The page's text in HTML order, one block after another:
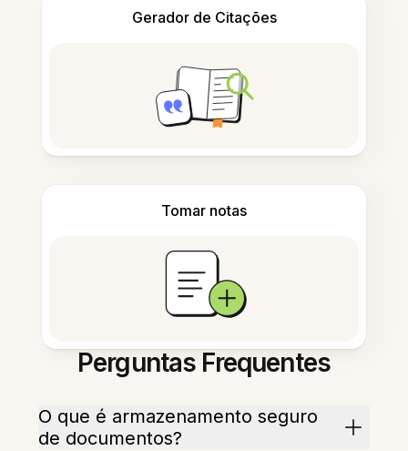
Gerador de Citações
Tomar notas
Perguntas Frequentes
O que é armazenamento seguro
de documentos?